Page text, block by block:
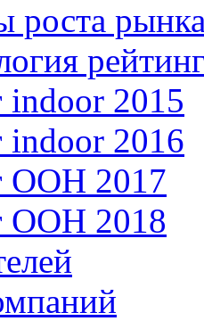
роста
indoor 2015
indoor 2016
OOH 2017
OOH 2018